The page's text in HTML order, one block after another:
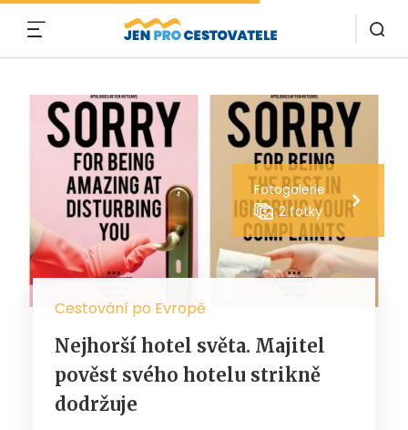
Fotogalerie
2 fotky
Cestování po Evropě
Nejhorší hotel světa. Majitel
pověst svého hotelu strikně
dodržuje